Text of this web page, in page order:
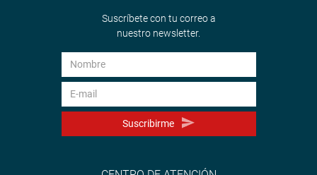
Suscríbete con tu correo a
nuestro newsletter.
Suscribirme